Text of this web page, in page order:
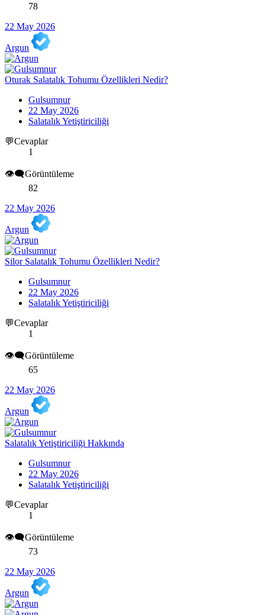
78
22 May 2026
Argun
Oturak Salatalık Tohumu Özellikleri Nedir?
Gulsumnur
22 May 2026
Salatalık Yetiştiriciliği
💬Cevaplar
1
👁️‍🗨️Görüntüleme
82
22 May 2026
Argun
Silor Salatalık Tohumu Özellikleri Nedir?
Gulsumnur
22 May 2026
Salatalık Yetiştiriciliği
💬Cevaplar
1
👁️‍🗨️Görüntüleme
65
22 May 2026
Argun
Salatalık Yetiştiriciliği Hakkında
Gulsumnur
22 May 2026
Salatalık Yetiştiriciliği
💬Cevaplar
1
👁️‍🗨️Görüntüleme
73
22 May 2026
Argun